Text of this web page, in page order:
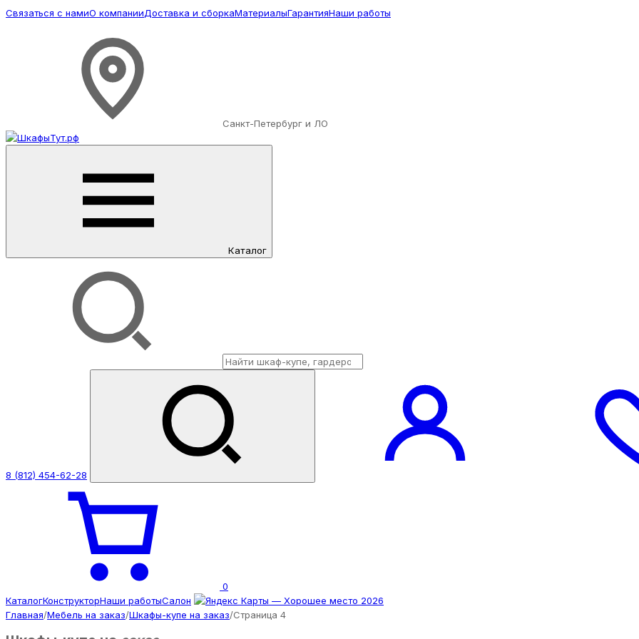
Связаться с намиО компанииДоставка и сборкаМатериалыГарантияНаши работы
Санкт-Петербург и ЛО
Каталог
8 (812) 454-62-28
0
КаталогКонструкторНаши работыСалон
Главная/Мебель на заказ/Шкафы-купе на заказ/Страница 4